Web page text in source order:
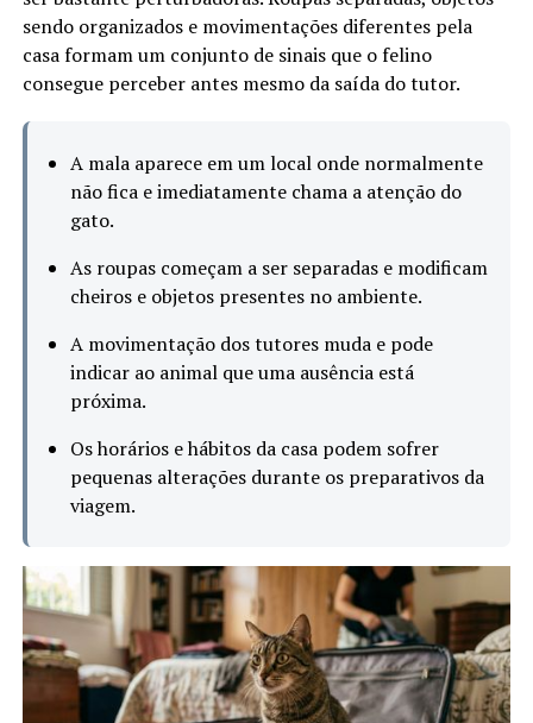
sendo organizados e movimentações diferentes pela
casa formam um conjunto de sinais que o felino
consegue perceber antes mesmo da saída do tutor.
A mala aparece em um local onde normalmente
não fica e imediatamente chama a atenção do
gato.
As roupas começam a ser separadas e modificam
cheiros e objetos presentes no ambiente.
A movimentação dos tutores muda e pode
indicar ao animal que uma ausência está
próxima.
Os horários e hábitos da casa podem sofrer
pequenas alterações durante os preparativos da
viagem.